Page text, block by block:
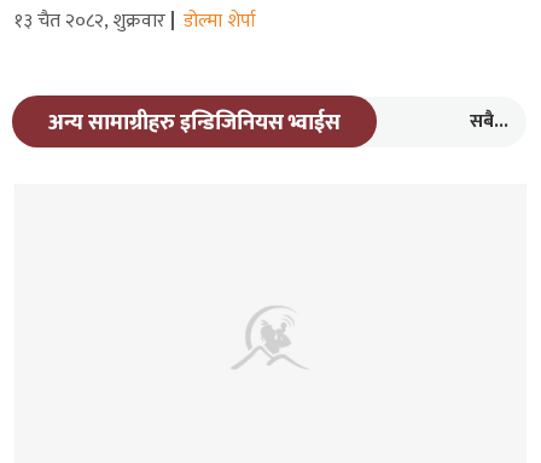
१३ चैत २०८२, शुक्रवार डोल्मा शेर्पा
अन्य सामाग्रीहरु इन्डिजिनियस भ्वाईस सबै...